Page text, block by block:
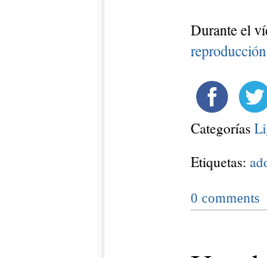
Durante el
Categorías
Etiquetas:
0 comments